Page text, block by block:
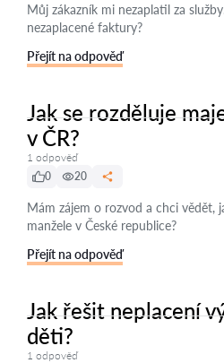
Můj zákazník mi nezaplatil za
nezaplacené faktury?
Přejít na odpověď
Jak se rozděluje
v ČR?
1 odpověď
0
20
Mám zájem o rozvod a chci vědět,
manžele v České republice?
Přejít na odpověď
Jak řešit neplacení
děti?
1 odpověď